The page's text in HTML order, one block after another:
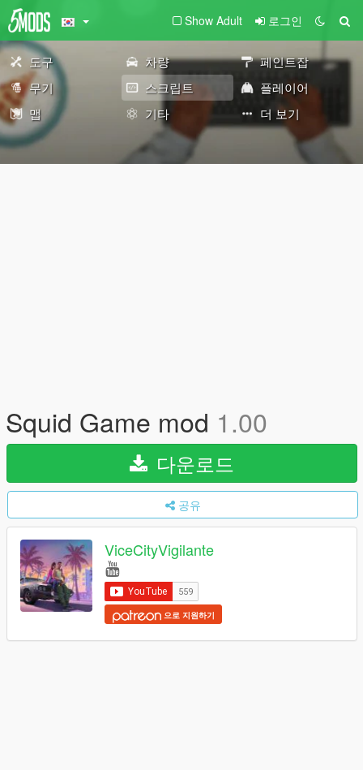
Show Adult 로그인
도구 차량
페인트잡
무기
스크립트
플레이어
맵
기타 더 보기
Squid Game mod 1.00
다운로드
공유
ViceCityVigilante
으로 지원하기